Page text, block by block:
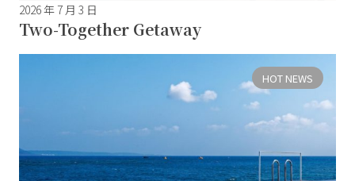
2026 年 7 月 3 日
Two-Together Getaway
HOT NEWS